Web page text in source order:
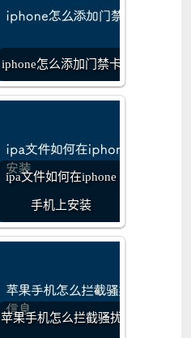
iphone怎么添加门禁卡
ipa文件如何在iphone
手机上安装
苹果手机怎么拦截骚扰